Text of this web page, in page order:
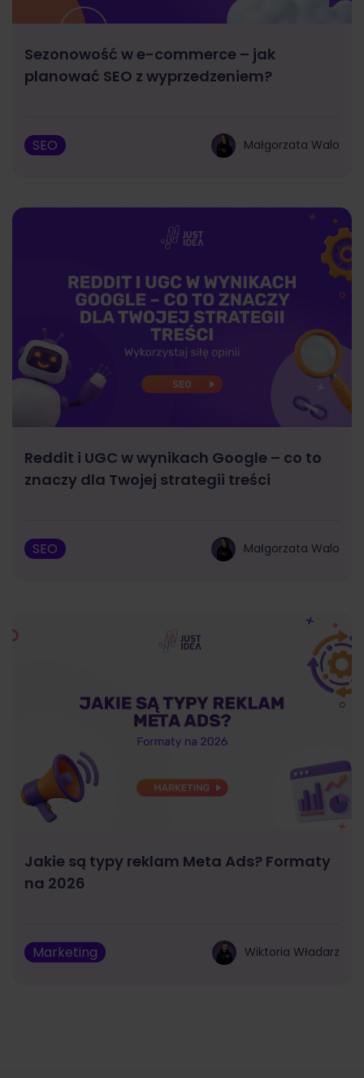
Sezonowość w e-commerce – jak
planować SEO z wyprzedzeniem?
SEO Małgorzata Walo
Reddit i UGC w wynikach Google – co to
znaczy dla Twojej strategii treści
SEO Małgorzata Walo
Jakie są typy reklam Meta Ads? Formaty
na 2026
Marketing Wiktoria Władarz